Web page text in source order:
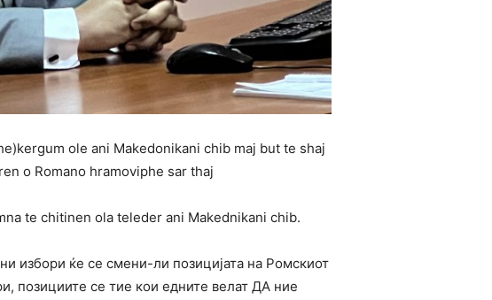
ole ani Makedonikani chib maj but te shaj
o Romano hramoviphe sar thaj
te chitinen ola teleder ani Makednikani chib.
избори ќе се смени-ли позицијата на Ромскиот
позициите се тие кои едните велат ДА ние